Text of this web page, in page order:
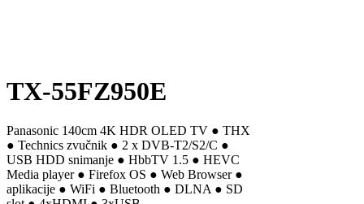
TX-55FZ950E
Panasonic 140cm 4K HDR OLED TV ● THX
● Technics zvučnik ● 2 x DVB-T2/S2/C ●
USB HDD snimanje ● HbbTV 1.5 ● HEVC
Media player ● Firefox OS ● Web Browser ●
aplikacije ● WiFi ● Bluetooth ● DLNA ● SD